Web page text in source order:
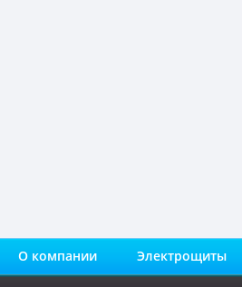
О компании Электрощиты